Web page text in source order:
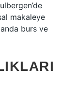
makaleye
burs ve